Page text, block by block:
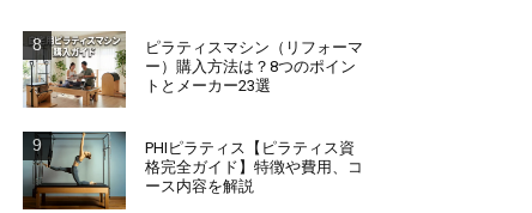
ピラティスマシン（リフォーマ
ー）購入方法は？8つのポイン
トとメーカー23選
PHIピラティス【ピラティス資
格完全ガイド】特徴や費用、コ
ース内容を解説